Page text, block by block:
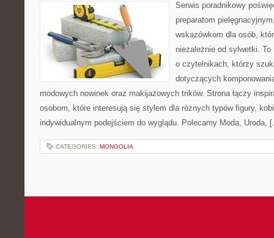
Serwis poradnikowy
preparatom
wskazówkom dla osób,
niezależnie od sylwetki.
o czytelnikach, którzy
dotyczących
modowych nowinek oraz makijażowych trików. Strona łączy
osobom, które interesują się stylem dla różnych typów figury,
indywidualnym podejściem do wyglądu. Polecamy Moda, Uroda,
CATEGORIES: MONGOLIA